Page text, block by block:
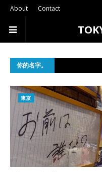
About Contact
你的名字。
東京